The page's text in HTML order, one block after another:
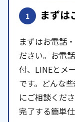
1 まずは
まずはお電話
ださい。お電
付、LINEとメ
です。どんな
にご相談くだ
完了する簡単仕